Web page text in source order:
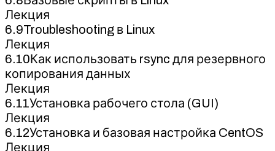
Лекция
6.9Troubleshooting в Linux
Лекция
6.10Как использовать rsync для резервного
копирования данных
Лекция
6.11Установка рабочего стола (GUI)
Лекция
6.12Установка и базовая настройка CentOS
Лекция